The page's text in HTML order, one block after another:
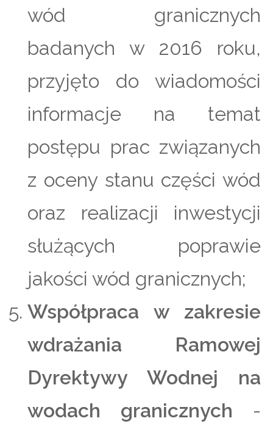
wód granicznych
badanych w 2016 roku,
przyjęto do wiadomości
informacje na temat
postępu prac związanych
z oceny stanu części wód
oraz realizacji inwestycji
służących poprawie
jakości wód granicznych;
Współpraca w zakresie
wdrażania Ramowej
Dyrektywy Wodnej na
wodach granicznych -